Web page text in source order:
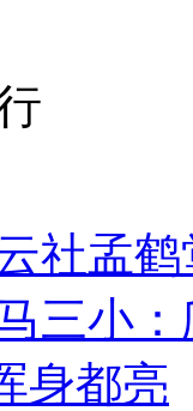
社孟
三小
身都亮